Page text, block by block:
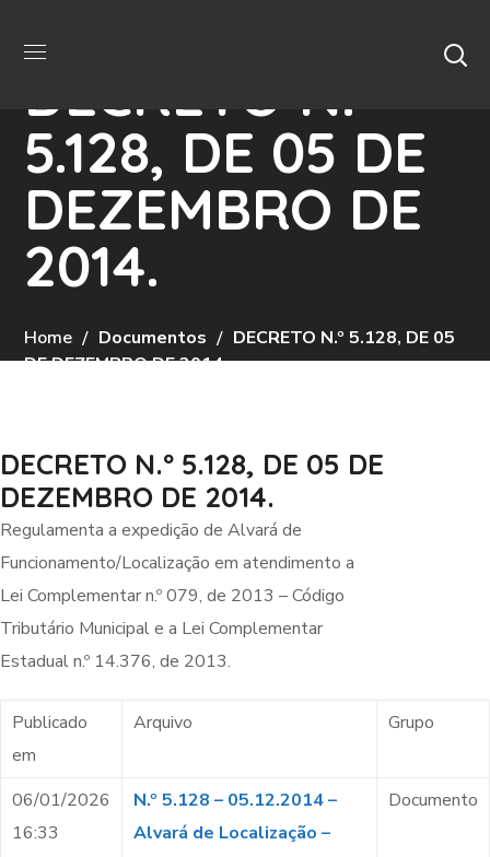
DECRETO N.º
5.128, DE 05 DE
DEZEMBRO DE
2014.
Home Documentos
DECRETO N.º 5.128, DE 05
DE DEZEMBRO DE 2014.
DECRETO N.º 5.128, DE 05 DE
DEZEMBRO DE 2014.
Regulamenta a expedição de Alvará de
Funcionamento/Localização em atendimento a
Lei Complementar n.º 079, de 2013 – Código
Tributário Municipal e a Lei Complementar
Estadual n.º 14.376, de 2013.
Publicado
em
Arquivo Grupo
06/01/2026
16:33
N.º 5.128 – 05.12.2014 –
Alvará de Localização –
Documento